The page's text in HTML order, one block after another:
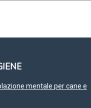
mentale per cane e